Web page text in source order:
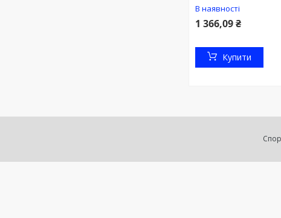
В наявності
1 366,09 ₴
Купити